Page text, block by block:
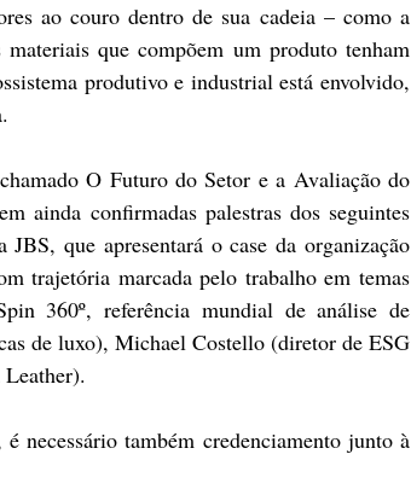
ao couro dentro de sua cadeia – como a
que compõem um produto tenham
produtivo e industrial está envolvido,
O Futuro do Setor e a Avaliação do
ainda confirmadas palestras dos seguintes
que apresentará o case da organização
trajetória marcada pelo trabalho em temas
360º, referência mundial de análise de
de luxo), Michael Costello (diretor de ESG
necessário também credenciamento junto à